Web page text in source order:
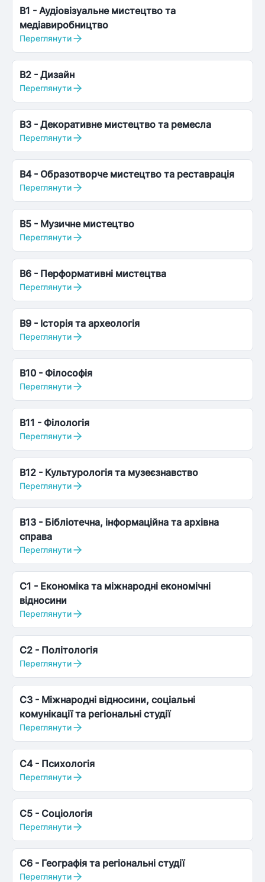
B1 - Аудіовізуальне мистецтво та
медіавиробництво
Переглянути
B2 - Дизайн
Переглянути
B3 - Декоративне мистецтво та ремесла
Переглянути
B4- Образотворче мистецтво та реставрація
Переглянути
B5 - Музичне мистецтво
Переглянути
B6 - Перформативні мистецтва
Переглянути
B9 - Історія та археологія
Переглянути
B10 - Філософія
Переглянути
B11 - Філологія
Переглянути
B12 - Культурологія та музеєзнавство
Переглянути
B13 - Бібліотечна, інформаційна та архівна
справа
Переглянути
C1 - Економіка та міжнародні економічні
відносини
Переглянути
C2 - Політологія
Переглянути
C3 - Міжнародні відносини, соціальні
комунікації та регіональні студії
Переглянути
C4- Психологія
Переглянути
C5 - Соціологія
Переглянути
C6 - Географія та регіональні студії
Переглянути